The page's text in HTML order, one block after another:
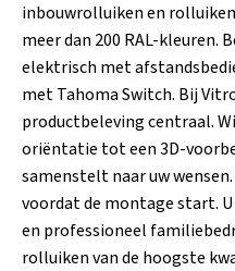
inbouwrolluiken en
meer dan 200 RAL-kleuren.
elektrisch met
met Tahoma Switch. Bij
productbeleving centraal.
oriëntatie tot een 3D-
samenstelt naar uw
voordat de montage start.
en professioneel
rolluiken van de hoogste